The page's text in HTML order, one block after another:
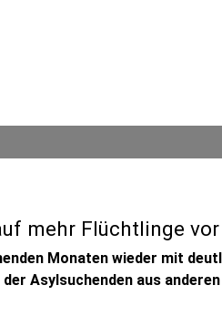
mehr Flüchtlinge vor
Monaten wieder mit
Asylsuchenden aus